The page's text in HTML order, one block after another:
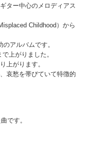
ター中心のメロディアス
Childhood）から
アルバムです。
上がりました。
上がります。
哀愁を帯びていて特徴的
です。